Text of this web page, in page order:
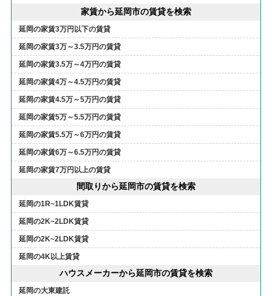
家賃から延岡市の賃貸を検索
延岡の家賃3万円以下の賃貸
延岡の家賃3万～3.5万円の賃貸
延岡の家賃3.5万～4万円の賃貸
延岡の家賃4万～4.5万円の賃貸
延岡の家賃4.5万～5万円の賃貸
延岡の家賃5万～5.5万円の賃貸
延岡の家賃5.5万～6万円の賃貸
延岡の家賃6万～6.5万円の賃貸
延岡の家賃7万円以上の賃貸
間取りから延岡市の賃貸を検索
延岡の1R~1LDK賃貸
延岡の2K~2LDK賃貸
延岡の2K~2LDK賃貸
延岡の4K以上賃貸
ハウスメーカーから延岡市の賃貸を検索
延岡の大東建託